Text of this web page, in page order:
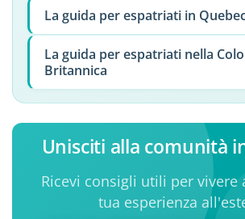
La guida per espatriati in
La guida per espatriati nella
Britannica
Unisciti alla comunità
Ricevi consigli utili per vivere
tua esperienza